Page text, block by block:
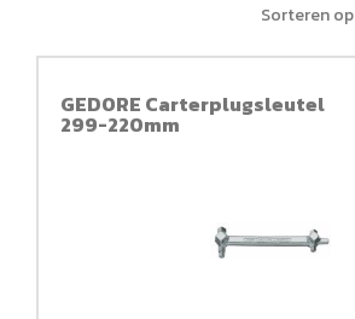
Sorteren op
GEDORE Carterplugsleutel
299-220mm